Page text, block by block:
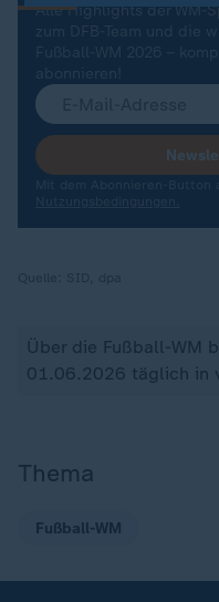
Alle Highlights der WM-
zum DFB-Team und die
Fußball-WM 2026 –
abonnieren!
Über die Fußball-WM
01.06.2026 täglich in
Thema
Fußball-WM